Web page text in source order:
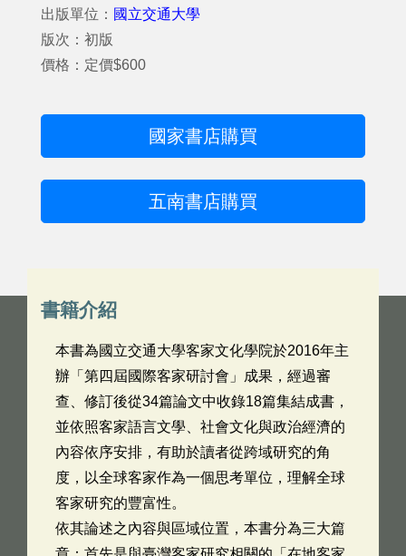
出版單位： 國立交通大學
版次：初版
價格：定價$600
國家書店購買
五南書店購買
書籍介紹
本書為國立交通大學客家文化學院於2016年主
辦「第四屆國際客家研討會」成果，經過審
查、修訂後從34篇論文中收錄18篇集結成書，
並依照客家語言文學、社會文化與政治經濟的
內容依序安排，有助於讀者從跨域研究的角
度，以全球客家作為一個思考單位，理解全球
客家研究的豐富性。
依其論述之內容與區域位置，本書分為三大篇